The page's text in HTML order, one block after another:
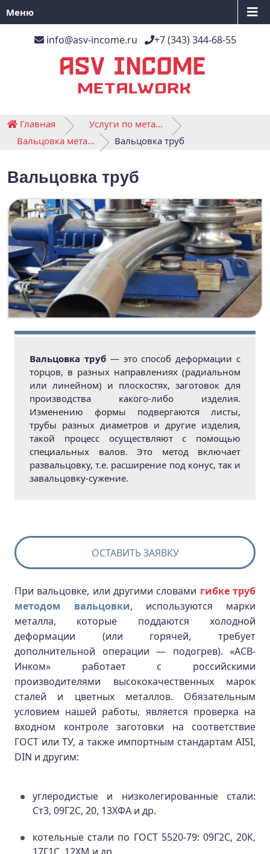
Меню
info@asv-income.ru +7 (343) 344-68-55
Главная
Услуги по металлообработке
Вальцовка металла
Вальцовка труб
Вальцовка труб
Вальцовка труб— это способ деформации с
торцов, в разных направлениях (радиальном
или линейном) и плоскостях, заготовок для
производства какого-либо изделия.
Изменению формы подвергаются листы,
трубы разных диаметров и другие изделия,
такой процесс осуществляют с помощью
специальных валов. Это метод включает
развальцовку, т.е. расширение под конус, так и
завальцовку-сужение.
ОСТАВИТЬ ЗАЯВКУ
При вальцовке, или другими словами гибке труб
методом вальцовки, используются марки
металла, которые поддаются холодной
деформации (или горячей, требует
дополнительной операции — подогрев). «АСВ-
Инком» работает с российскими
производителями высококачественных марок
сталей и цветных металлов. Обязательным
условием нашей работы, является проверка на
входном контроле заготовки на соответствие
ГОСТ или ТУ, а также импортным стандартам AISI,
DIN и другим:
углеродистые и низколегированные стали:
Ст3, 09Г2С, 20, 13ХФА и др.
котельные стали по ГОСТ 5520-79: 09Г2С, 20К,